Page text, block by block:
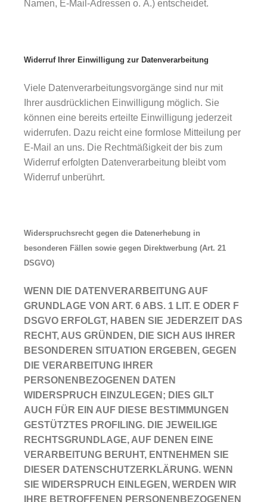
Namen, E-Mail-Adressen o. Ä.) entscheidet.
Widerruf Ihrer Einwilligung zur Datenverarbeitung
Viele Datenverarbeitungsvorgänge sind nur mit
Ihrer ausdrücklichen Einwilligung möglich. Sie
können eine bereits erteilte Einwilligung jederzeit
widerrufen. Dazu reicht eine formlose Mitteilung per
E-Mail an uns. Die Rechtmäßigkeit der bis zum
Widerruf erfolgten Datenverarbeitung bleibt vom
Widerruf unberührt.
Widerspruchsrecht gegen die Datenerhebung in
besonderen Fällen sowie gegen Direktwerbung (Art. 21
DSGVO)
WENN DIE DATENVERARBEITUNG AUF
GRUNDLAGE VON ART. 6 ABS. 1 LIT. E ODER F
DSGVO ERFOLGT, HABEN SIE JEDERZEIT DAS
RECHT, AUS GRÜNDEN, DIE SICH AUS IHRER
BESONDEREN SITUATION ERGEBEN, GEGEN
DIE VERARBEITUNG IHRER
PERSONENBEZOGENEN DATEN
WIDERSPRUCH EINZULEGEN; DIES GILT
AUCH FÜR EIN AUF DIESE BESTIMMUNGEN
GESTÜTZTES PROFILING. DIE JEWEILIGE
RECHTSGRUNDLAGE, AUF DENEN EINE
VERARBEITUNG BERUHT, ENTNEHMEN SIE
DIESER DATENSCHUTZERKLÄRUNG. WENN
SIE WIDERSPRUCH EINLEGEN, WERDEN WIR
IHRE BETROFFENEN PERSONENBEZOGENEN